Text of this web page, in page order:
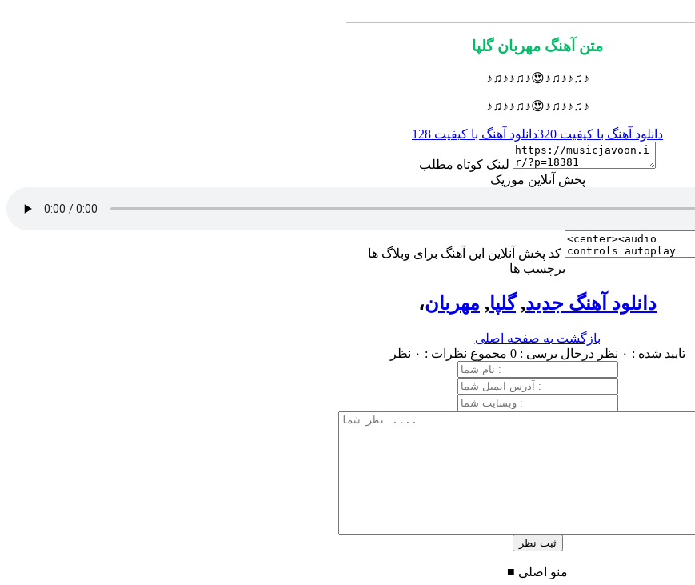
متن آهنگ مهربان گلپا
♪♫♪♪♫♪😍♪♫♪♪♫♪
♪♫♪♪♫♪😍♪♫♪♪♫♪
دانلود آهنگ با کیفیت 320 دانلود آهنگ با کیفیت 128
لینک کوتاه مطلب
پخش آنلاین موزیک
کد پخش آنلاین این آهنگ برای وبلاگ ها
برچسب ها
، دانلود آهنگ جدید,گلپا, مهربان
بازگشت به صفحه اصلی
تایید شده : ۰ نظر
درحال برسی : 0 مجموع نظرات : ۰ نظر
■ منو اصلی